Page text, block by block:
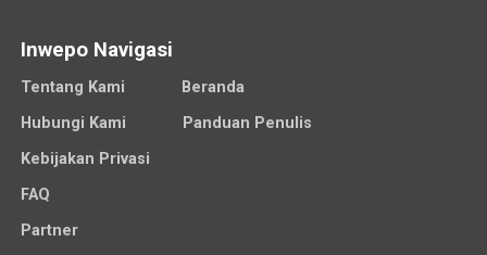
Inwepo Navigasi
Tentang Kami
Beranda
Hubungi Kami
Panduan Penulis
Kebijakan Privasi
FAQ
Partner